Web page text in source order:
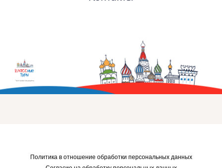
Политика в отношение обработки персональных данных